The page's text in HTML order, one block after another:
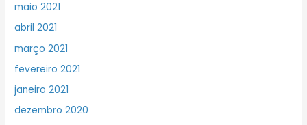
maio 2021
abril 2021
março 2021
fevereiro 2021
janeiro 2021
dezembro 2020